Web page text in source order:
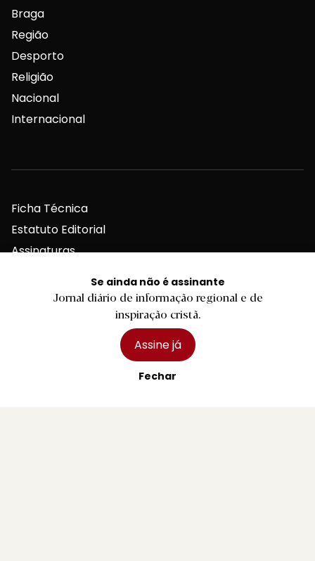
Se ainda não é assinante
Jornal diário de informação regional e de
inspiração cristã.
Assine já
Fechar
Braga
Região
Desporto
Religião
Nacional
Internacional
Ficha Técnica
Estatuto Editorial
Assinaturas